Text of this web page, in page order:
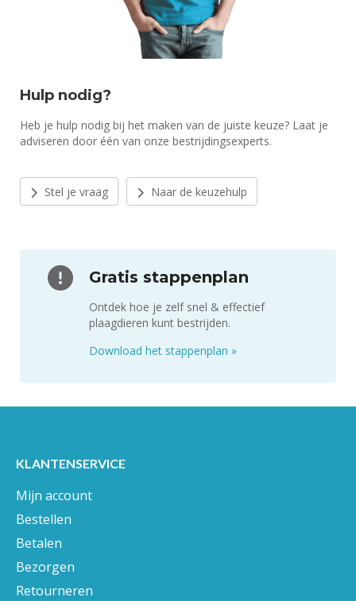
Hulp nodig?
Heb je hulp nodig bij het maken van de juiste keuze? Laat je
adviseren door één van onze bestrijdingsexperts.
Stel je vraag Naar de keuzehulp
Gratis stappenplan
Ontdek hoe je zelf snel & effectief
plaagdieren kunt bestrijden.
Download het stappenplan »
KLANTENSERVICE
Mijn account
Bestellen
Betalen
Bezorgen
Retourneren